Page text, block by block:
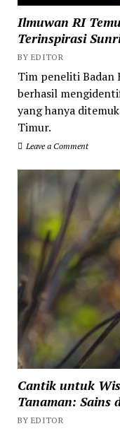
Ilmuwan RI
Terinspirasi
BY EDITOR
Tim peneliti Badan
berhasil
yang hanya
Timur.
Leave a Comment
Cantik untuk
Tanaman: Sains
BY EDITOR